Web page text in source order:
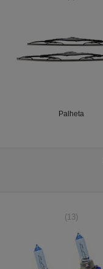
Palheta
(13)